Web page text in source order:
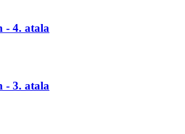
- 4. atala
- 3. atala